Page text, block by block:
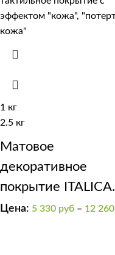
1 кг
2.5 кг
Матовое
декоративное
покрытие ITALICA
SOFT
Цена: 5 330 руб – 12 260